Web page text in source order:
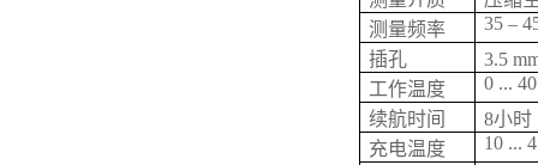
测量频率
35 –
插孔
3.5
工作温度
0 ...
续航时间
8小时
充电温度
10 ...